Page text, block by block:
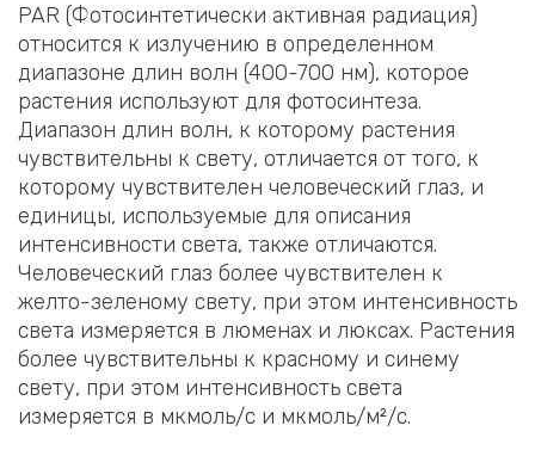
PAR (Фотосинтетически активная радиация)
относится к излучению в определенном
диапазоне длин волн (400-700 нм), которое
растения используют для фотосинтеза.
Диапазон длин волн, к которому растения
чувствительны к свету, отличается от того, к
которому чувствителен человеческий глаз, и
единицы, используемые для описания
интенсивности света, также отличаются.
Человеческий глаз более чувствителен к
желто-зеленому свету, при этом интенсивность
света измеряется в люменах и люксах. Растения
более чувствительны к красному и синему
свету, при этом интенсивность света
измеряется в мкмоль/с и мкмоль/м²/с.